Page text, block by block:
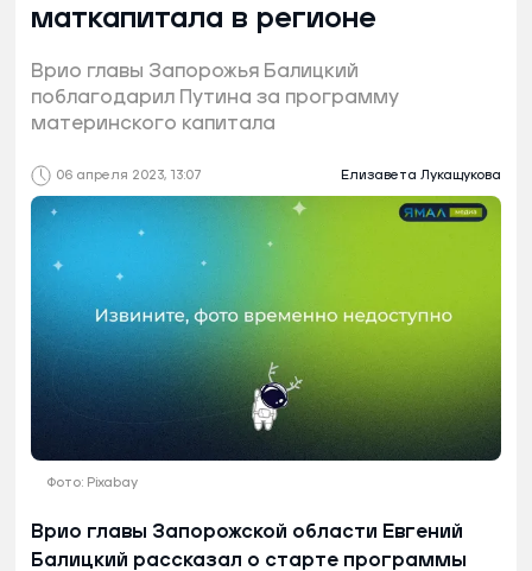
06 апреля 2023, 13:07 Елизавета Лукащукова
маткапитала в регионе
Врио главы Запорожья Балицкий
поблагодарил Путина за программу
материнского капитала
Фото: Pixabay
Врио главы Запорожской области Евгений
Балицкий рассказал о старте программы